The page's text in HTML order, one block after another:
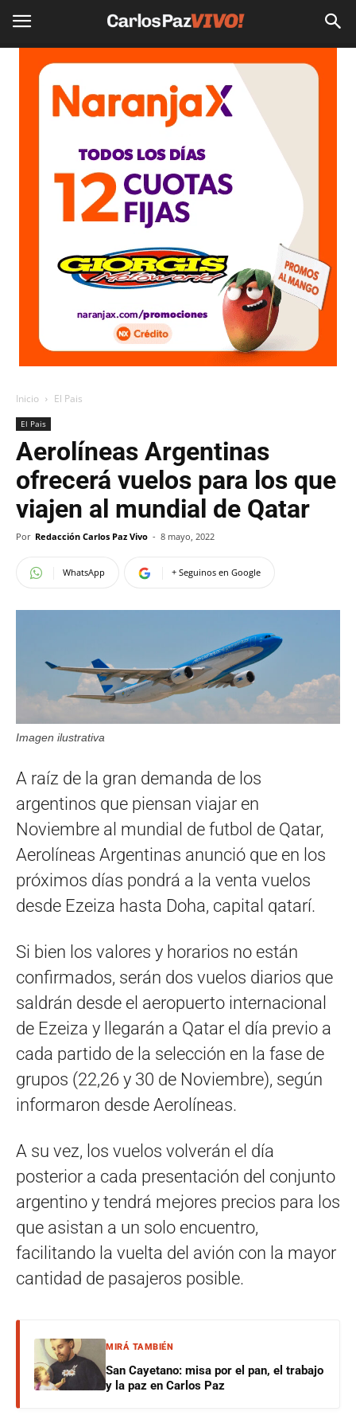
Inicio El Pais
El Pais
Aerolíneas Argentinas
ofrecerá vuelos para los que
viajen al mundial de Qatar
Por Redacción Carlos Paz Vivo - 8 mayo, 2022
WhatsApp + Seguinos en Google
Imagen ilustrativa
A raíz de la gran demanda de los
argentinos que piensan viajar en
Noviembre al mundial de futbol de Qatar,
Aerolíneas Argentinas anunció que en los
próximos días pondrá a la venta vuelos
desde Ezeiza hasta Doha, capital qatarí.
Si bien los valores y horarios no están
confirmados, serán dos vuelos diarios que
saldrán desde el aeropuerto internacional
de Ezeiza y llegarán a Qatar el día previo a
cada partido de la selección en la fase de
grupos (22,26 y 30 de Noviembre), según
informaron desde Aerolíneas.
A su vez, los vuelos volverán el día
posterior a cada presentación del conjunto
argentino y tendrá mejores precios para los
que asistan a un solo encuentro,
facilitando la vuelta del avión con la mayor
cantidad de pasajeros posible.
MIRÁ TAMBIÉN
San Cayetano: misa por el pan, el trabajo
y la paz en Carlos Paz